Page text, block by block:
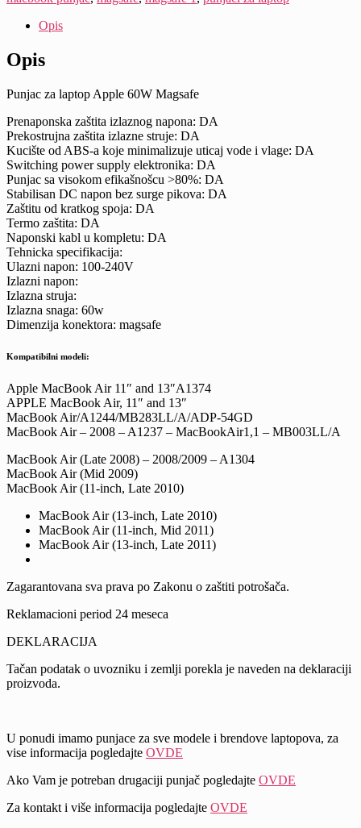
Opis
Opis
Punjac za laptop Apple 60W Magsafe
Prenaponska zaštita izlaznog napona: DA
Prekostrujna zaštita izlazne struje: DA
Kucište od ABS-a koje minimalizuje uticaj vode i vlage: DA
Switching power supply elektronika: DA
Punjac sa visokom efikašnošcu >80%: DA
Stabilisan DC napon bez surge pikova: DA
Zaštitu od kratkog spoja: DA
Termo zaštita: DA
Naponski kabl u kompletu: DA
Tehnicka specifikacija:
Ulazni napon: 100-240V
Izlazni napon:
Izlazna struja:
Izlazna snaga: 60w
Dimenzija konektora: magsafe
Kompatibilni modeli:
Apple MacBook Air 11″ and 13″A1374
APPLE MacBook Air, 11″ and 13″
MacBook Air/A1244/MB283LL/A/ADP-54GD
MacBook Air – 2008 – A1237 – MacBookAir1,1 – MB003LL/A
MacBook Air (Late 2008) – 2008/2009 – A1304
MacBook Air (Mid 2009)
MacBook Air (11-inch, Late 2010)
MacBook Air (13-inch, Late 2010)
MacBook Air (11-inch, Mid 2011)
MacBook Air (13-inch, Late 2011)
Zagarantovana sva prava po Zakonu o zaštiti potrošača.
Reklamacioni period 24 meseca
DEKLARACIJA
Tačan podatak o uvozniku i zemlji porekla je naveden na deklaraciji
proizvoda.
U ponudi imamo punjace za sve modele i brendove laptopova, za
vise informacija pogledajte OVDE
Ako Vam je potreban drugaciji punjač pogledajte OVDE
Za kontakt i više informacija pogledajte OVDE